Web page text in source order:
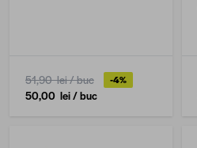
51,90 lei/ buc -4%
50,00 lei/ buc